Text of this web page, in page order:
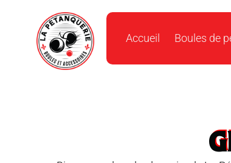
Accueil Boules de